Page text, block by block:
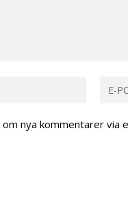
nya kommentarer via